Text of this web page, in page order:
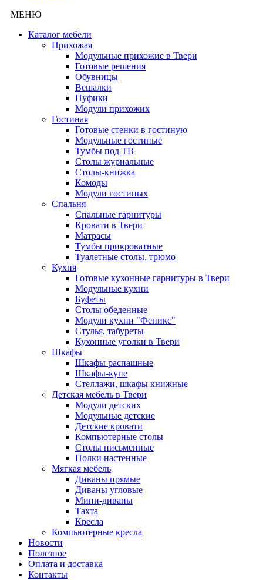
МЕНЮ
Каталог мебели
Прихожая
Модульные прихожие в Твери
Готовые решения
Обувницы
Вешалки
Пуфики
Модули прихожих
Гостиная
Готовые стенки в гостиную
Модульные гостиные
Тумбы под ТВ
Столы журнальные
Столы-книжка
Комоды
Модули гостиных
Спальня
Спальные гарнитуры
Кровати в Твери
Матрасы
Тумбы прикроватные
Туалетные столы, трюмо
Кухня
Готовые кухонные гарнитуры в Твери
Модульные кухни
Буфеты
Столы обеденные
Модули кухни "Феникс"
Стулья, табуреты
Кухонные уголки в Твери
Шкафы
Шкафы распашные
Шкафы-купе
Стеллажи, шкафы книжные
Детская мебель в Твери
Модули детских
Модульные детские
Детские кровати
Компьютерные столы
Столы письменные
Полки настенные
Мягкая мебель
Диваны прямые
Диваны угловые
Мини-диваны
Тахта
Кресла
Компьютерные кресла
Новости
Полезное
Оплата и доставка
Контакты